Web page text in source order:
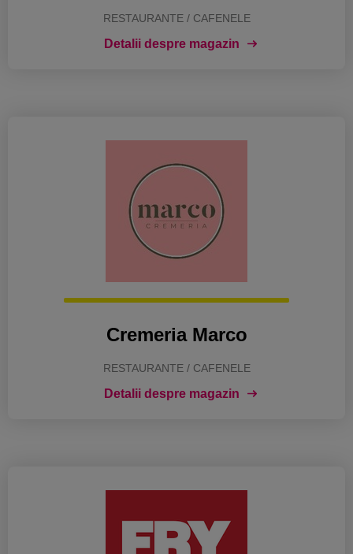
RESTAURANTE / CAFENELE
Detalii despre magazin
Cremeria Marco
RESTAURANTE / CAFENELE
Detalii despre magazin